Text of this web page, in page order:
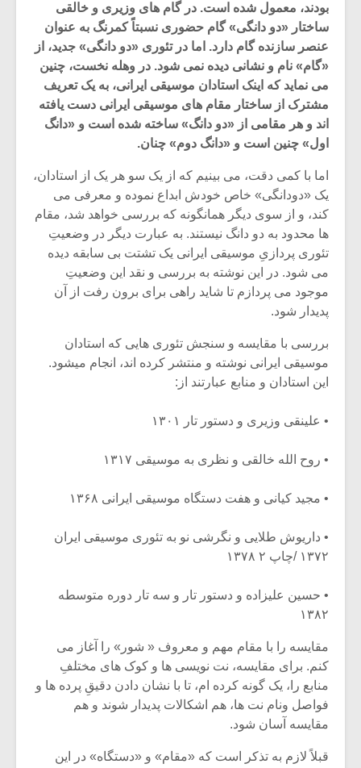
بودند، معمول شده است. در گام های وزیری و خالقی
ساختار «دو دانگی» گام حضوری نسبتاً کمرنگ به عنوان
عنصر سازنده گام دارد. اما در تئوری «دو دانگی» جدید، از
«گام» نام و نشانی دیده نمی شود. در وهله نخست، چنین
می نماید که اینک استادان موسیقی ایرانی، به یک تعریف
مشترک از ساختار مقام های موسیقی ایرانی دست یافته
اند و هر مقامی از «دو دانگ» ساخته شده است و «دانگ
اول» چنین است و «دانگ دوم» چنان.
اما با کمی دقت، می بینیم که از یک سو هر یک از استادان،
یک «دودانگی» خاص خودش ابداع نموده و معرفی می
کند، و از سوی دیگر همانگونه که بررسی خواهد شد، مقام
ها محدود به دو دانگ نیستند. به عبارت دیگر در وضعیتِ
تئوری پردازیِ موسیقی ایرانی یک تشتت بی سابقه دیده
می شود. در این نوشته به بررسی و نقد این وضعیتِ
موجود می پردازم تا شاید راهی برای برون رفت از آن
پدیدار شود.
بررسی با مقایسه و سنجش تئوری هایی که استادان
موسیقی ایرانی نوشته و منتشر کرده اند، انجام میشود.
این استادان و منابع عبارتند از:
• علینقی وزیری و دستور تار ۱۳۰۱
• روح الله خالقی و نظری به موسیقی ۱۳۱۷
• مجید کیانی و هفت دستگاه موسیقی ایرانی ۱۳۶۸
• داریوش طلایی و نگرشی نو به تئوری موسیقی ایران
۱۳۷۲ /چاپ ۲ ۱۳۷۸
• حسین علیزاده و دستور تار و سه تار دوره متوسطه
۱۳۸۲
مقایسه را با مقام مهم و معروف « شور» را آغاز می
کنم. برای مقایسه، نت نویسی ها و کوک های مختلفِ
منابع را، یک گونه کرده ام، تا با نشان دادن دقیقِ پرده ها و
فواصل ونام نت ها، هم اشکالات پدیدار شوند و هم
مقایسه آسان شود.
قبلاً لازم به تذکر است که «مقام» و «دستگاه» در این
میکلوش روژا
یادداشتی بر موسیقی
شیش و نیم»
اگر نمی توانی
بدنام ترین باش
برگزار